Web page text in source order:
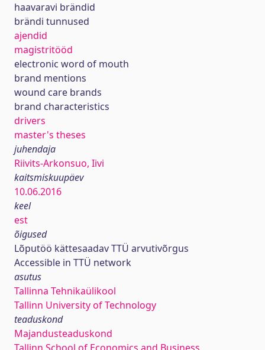
haavaravi brändid
brändi tunnused
ajendid
magistritööd
electronic word of mouth
brand mentions
wound care brands
brand characteristics
drivers
master's theses
juhendaja
Riivits-Arkonsuo, Iivi
kaitsmiskuupäev
10.06.2016
keel
est
õigused
Lõputöö kättesaadav TTÜ arvutivõrgus
Accessible in TTÜ network
asutus
Tallinna Tehnikaülikool
Tallinn University of Technology
teaduskond
Majandusteaduskond